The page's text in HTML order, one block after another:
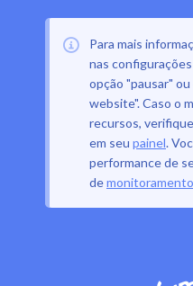
Para mais
nas
opção "pausar"
website". Caso o
recursos,
em seu painel.
performance de
de